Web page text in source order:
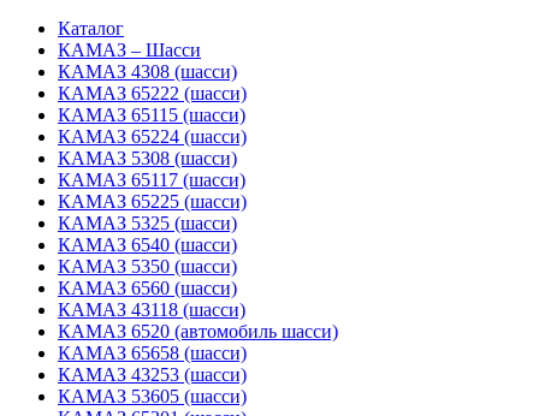
Каталог
КАМАЗ – Шасси
КАМАЗ 4308 (шасси)
КАМАЗ 65222 (шасси)
КАМАЗ 65115 (шасси)
КАМАЗ 65224 (шасси)
КАМАЗ 5308 (шасси)
КАМАЗ 65117 (шасси)
КАМАЗ 65225 (шасси)
КАМАЗ 5325 (шасси)
КАМАЗ 6540 (шасси)
КАМАЗ 5350 (шасси)
КАМАЗ 6560 (шасси)
КАМАЗ 43118 (шасси)
КАМАЗ 6520 (автомобиль шасси)
КАМАЗ 65658 (шасси)
КАМАЗ 43253 (шасси)
КАМАЗ 53605 (шасси)